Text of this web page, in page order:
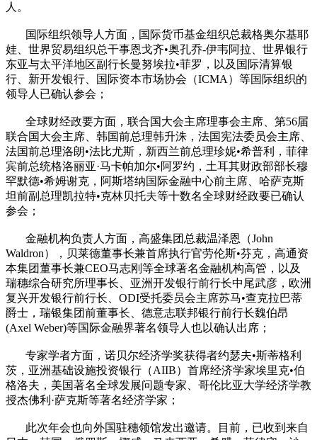
人。
国际组织领导人方面，国际货币基金组织总裁格奥尔基耶
娃、世界贸易组织总干事恩戈齐•奥孔乔-伊韦阿拉、世界银行
东亚与太平洋地区副行长曼努埃拉•菲罗，以及国际清算银
行、新开发银行、国际资本市场协会（ICMA）等国际组织的
领导人已确认参会；
全球财经政要方面，联合国大会主席理事会主席、第56届
联合国大会主席、韩国前总理韩升洙，法国宪法委员会主席、
法国前总理洛朗•法比尤斯，新西兰前总理珍妮•希普利，菲律
宾前总统格洛丽亚·马卡帕加尔•阿罗约，土耳其财政部部长穆
罕默德•希姆谢克，阿斯塔纳国际金融中心前主席、哈萨克斯
坦前副总理凯拉特•克林贝托夫等十数名全球财经政要已确认
参会；
金融机构负责人方面，高盛集团总裁温泽恩（John
Waldron），贝莱德董事长兼首席执行官劳伦斯•芬克，高通资
本集团董事长兼CEO马志刚等全球著名金融机构高管，以及
瑞穗综合研究所理事长、亚洲开发银行前行长中尾武彦，欧洲
复兴开发银行前行长、ODI受托委员会主席苏马•查克拉巴蒂
爵士，瑞银集团前董事长、德意志联邦银行前行长魏伯昂
(Axel Weber)等国际金融界著名领导人也以确认出席；
专家学者方面，诺贝尔经济学奖获得者约瑟夫•斯蒂格利
茨，亚洲基础设施投资银行（AIIB）首席经济学家埃里克•伯
格洛夫，美国著名全球发展问题专家、哥伦比亚大学经济学教
授杰佛利·萨克斯等著名经济学家；
此次年会也向外国驻穗领馆发出邀请。目前，已收到来自